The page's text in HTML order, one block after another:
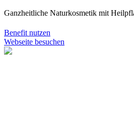
Ganzheitliche Naturkosmetik mit
Benefit nutzen
Webseite besuchen